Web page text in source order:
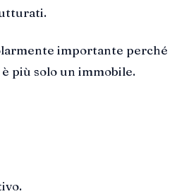
importante perché
più solo un immobile.